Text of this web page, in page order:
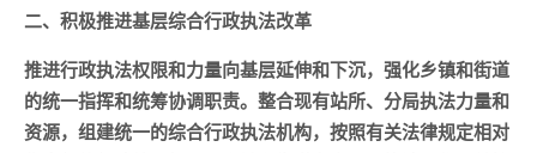
二、积极推进基层综合行政执法改革
推进行政执法权限和力量向基层延伸和下沉，强化乡镇和街道
的统一指挥和统筹协调职责。整合现有站所、分局执法力量和
资源，组建统一的综合行政执法机构，按照有关法律规定相对